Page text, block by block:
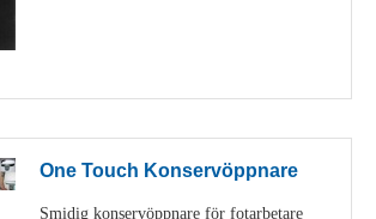
One Touch Konservöppnare
Smidig konservöppnare för fotarbetare